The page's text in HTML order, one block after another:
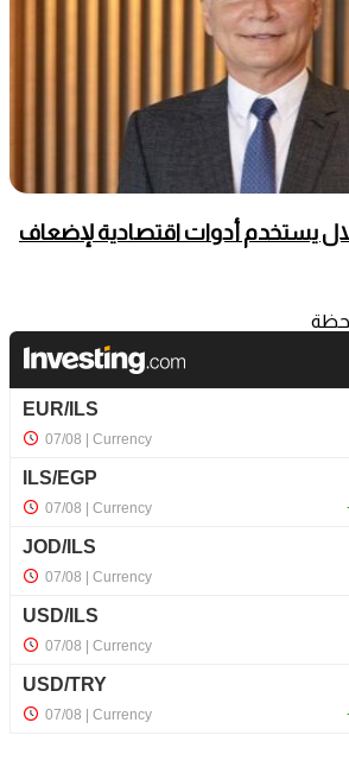
يستخدم أدوات اقتصادية لإضعاف